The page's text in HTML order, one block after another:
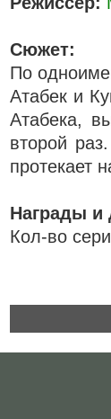
Сюжет:
По
Атабек и
Атабека,
второй
протекает
Награды и
Кол-во